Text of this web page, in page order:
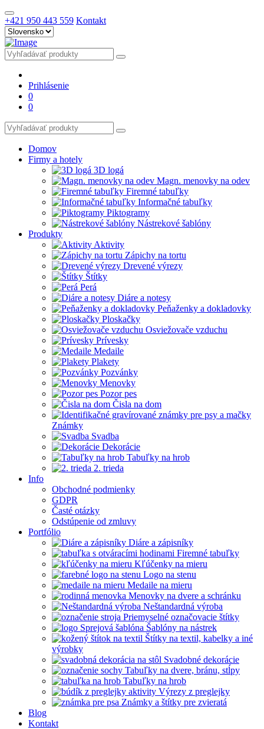
+421 950 443 559 Kontakt
Prihlásenie
0
0
Domov
Firmy a hotely
3D logá
Magn. menovky na odev
Firemné tabuľky
Informačné tabuľky
Piktogramy
Nástrekové šablóny
Produkty
Aktivity
Zápichy na tortu
Drevené výrezy
Štítky
Perá
Diáre a notesy
Peňaženky a dokladovky
Ploskačky
Osviežovače vzduchu
Prívesky
Medaile
Plakety
Pozvánky
Menovky
Pozor pes
Čisla na dom
Známky
Svadba
Dekorácie
Tabuľky na hrob
2. trieda
Info
Obchodné podmienky
GDPR
Časté otázky
Odstúpenie od zmluvy
Portfólio
Diáre a zápisníky
Firemné tabuľky
Kľúčenky na mieru
Logo na stenu
Medaile na mieru
Menovky na dvere a schránku
Neštandardná výroba
Priemyselné označovacie štítky
Šablóny na nástrek
Štítky na textil, kabelky a iné
výrobky
Svadobné dekorácie
Tabuľky na dvere, bránu, stĺpy
Tabuľky na hrob
Výrezy z preglejky
Známky a štítky pre zvieratá
Blog
Kontakt